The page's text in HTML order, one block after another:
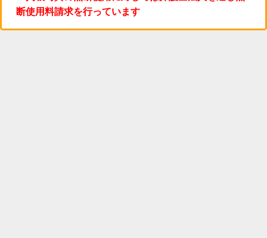
断使用料請求を行っています